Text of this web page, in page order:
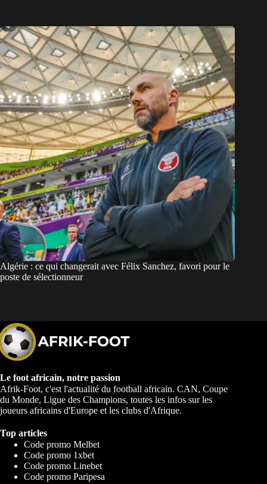
Algérie : ce qui changerait avec Félix Sanchez, favori pour le
poste de sélectionneur
Le foot africain, notre passion
Afrik-Foot, c'est l'actualité du football africain. CAN, Coupe
du Monde, Ligue des Champions, toutes les infos sur les
joueurs africains d'Europe et les clubs d'Afrique.
Top articles
Code promo Melbet
Code promo 1xbet
Code promo Linebet
Code promo Paripesa